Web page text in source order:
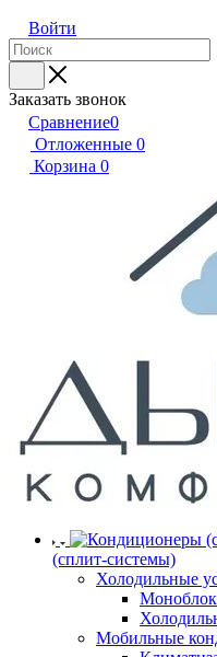
Войти
Заказать звонок
Сравнение0
Отложенные 0
Корзина 0
(сплит-системы)
Холодильные
Мобильные